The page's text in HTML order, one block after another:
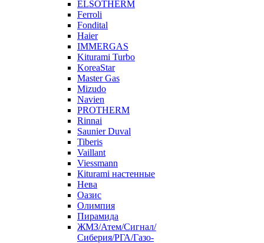
ELSOTHERM
Ferroli
Fondital
Haier
IMMERGAS
Kiturami Turbo
KoreaStar
Master Gas
Mizudo
Navien
PROTHERM
Rinnai
Saunier Duval
Tiberis
Vaillant
Viessmann
Кiturami настенные
Нева
Оазис
Олимпия
Пирамида
ЖМЗ/Атем/Сигнал/
Сиберия/РГА/Газо-